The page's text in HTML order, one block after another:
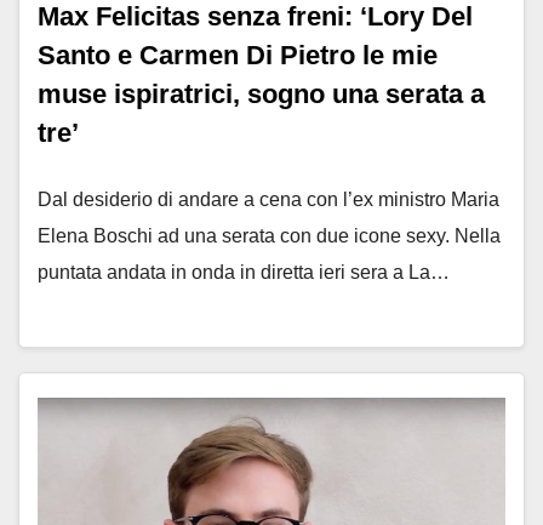
Max Felicitas senza freni: ‘Lory Del
Santo e Carmen Di Pietro le mie
muse ispiratrici, sogno una serata a
tre’
Dal desiderio di andare a cena con l’ex ministro Maria
Elena Boschi ad una serata con due icone sexy. Nella
puntata andata in onda in diretta ieri sera a La…